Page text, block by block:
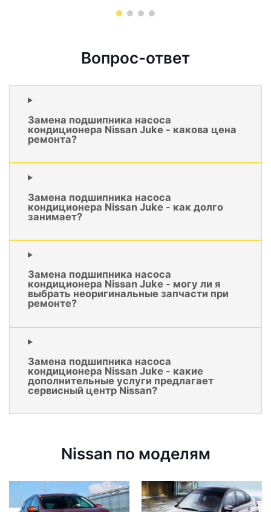
Вопрос-ответ
Замена подшипника насоса
кондиционера Nissan Juke - какова цена
ремонта?
Замена подшипника насоса
кондиционера Nissan Juke - как долго
занимает?
Замена подшипника насоса
кондиционера Nissan Juke - могу ли я
выбрать неоригинальные запчасти при
ремонте?
Замена подшипника насоса
кондиционера Nissan Juke - какие
дополнительные услуги предлагает
сервисный центр Nissan?
Nissan по моделям